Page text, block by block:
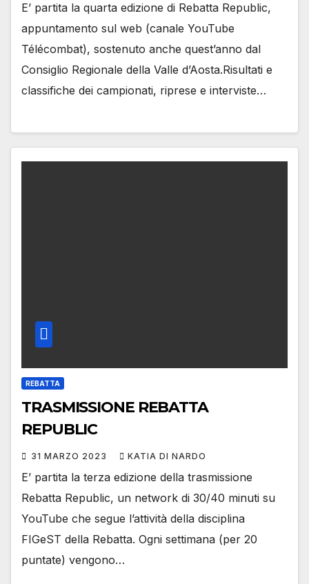
E’ partita la quarta edizione di Rebatta Republic,
appuntamento sul web (canale YouTube
Télécombat), sostenuto anche quest’anno dal
Consiglio Regionale della Valle d’Aosta.Risultati e
classifiche dei campionati, riprese e interviste…
REBATTA
TRASMISSIONE REBATTA
REPUBLIC
31 MARZO 2023 KATIA DI NARDO
E’ partita la terza edizione della trasmissione
Rebatta Republic, un network di 30/40 minuti su
YouTube che segue l’attività della disciplina
FIGeST della Rebatta. Ogni settimana (per 20
puntate) vengono…